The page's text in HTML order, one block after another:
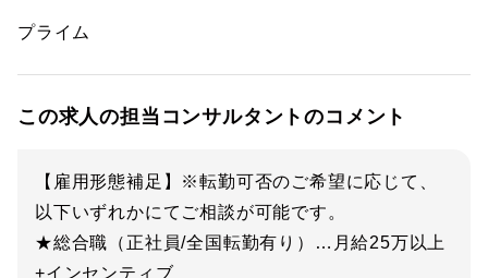
プライム
この求人の担当コンサルタントのコメント
【雇用形態補足】※転勤可否のご希望に応じて、
以下いずれかにてご相談が可能です。
★総合職（正社員/全国転勤有り）…月給25万以上
+インセンティブ